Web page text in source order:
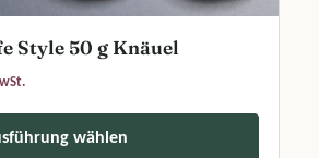
Style 50 g Knäuel
5,50 € bis 8,75 €
wählen